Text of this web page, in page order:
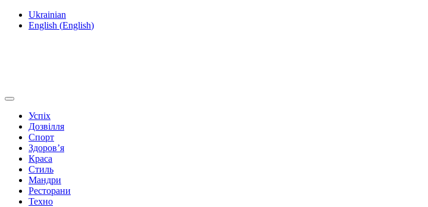
Ukrainian
English (English)
Успіх
Дозвілля
Спорт
Здоров’я
Краса
Стиль
Мандри
Ресторани
Техно